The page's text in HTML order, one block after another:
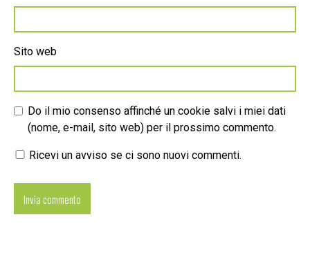
Sito web
Do il mio consenso affinché un cookie salvi i miei dati
(nome, e-mail, sito web) per il prossimo commento.
Ricevi un avviso se ci sono nuovi commenti.